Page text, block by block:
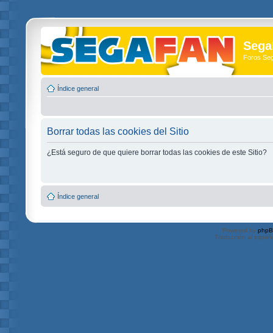
Foros
Índice general
Borrar todas las cookies del Sitio
¿Está seguro de que quiere borrar todas las cookies de este Sitio?
Índice general
Powered by
Traducción al